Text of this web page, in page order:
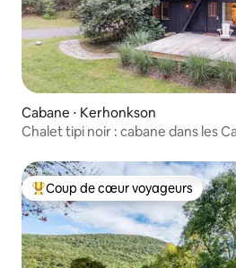
Cabane ⋅ Kerhonkson
Chalet tipi noir : cabane dans les
Coups de cœur voyageurs les plus
Coup de cœur voyageurs